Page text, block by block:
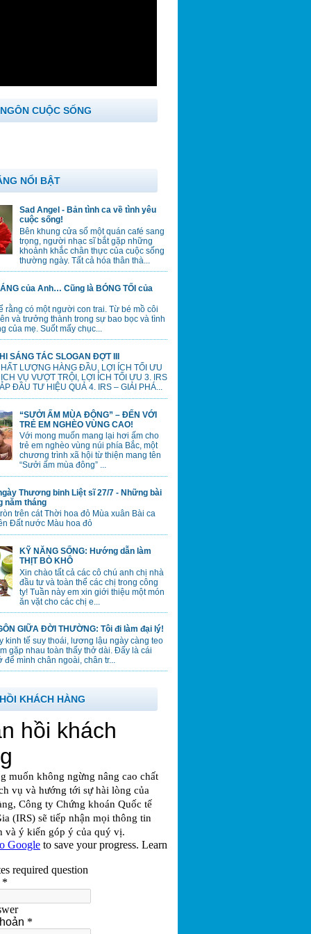
CUỘC SỐNG
NỔI BẬT
Sad Angel - Bản tình ca về tình yêu
cuộc sống!
Bên khung cửa sổ một quán café sang
trọng, người nhạc sĩ bắt gặp những
khoảnh khắc chân thực của cuộc sống
thường ngày. Tất cả hóa thân thà...
của Anh… Cũng là BÓNG TỐI của
rằng có một người con trai. Từ bé mồ côi
và trưởng thành trong sự bao bọc và tình
của mẹ. Suốt mấy chục...
SÁNG TÁC SLOGAN ĐỢT III
LƯỢNG HÀNG ĐẦU, LỢI ÍCH TỐI ƯU
VỤ VƯỢT TRỘI, LỢI ÍCH TỐI ƯU 3. IRS
ĐẦU TƯ HIỆU QUẢ 4. IRS – GIẢI PHÁ...
“SƯỞI ẤM MÙA ĐÔNG” – ĐẾN VỚI
TRẺ EM NGHÈO VÙNG CAO!
Với mong muốn mang lại hơi ấm cho
trẻ em nghèo vùng núi phía Bắc, một
chương trình xã hội từ thiện mang tên
“Sưởi ấm mùa đông” ...
Thương binh Liệt sĩ 27/7 - Những bài
năm tháng
trên cát Thời hoa đỏ Mùa xuân Bài ca
Đất nước Màu hoa đỏ
KỸ NĂNG SỐNG: Hướng dẫn làm
THỊT BÒ KHÔ
Xin chào tất cả các cô chú anh chị nhà
đầu tư và toàn thể các chị trong công
ty! Tuần này em xin giới thiệu một món
ăn vặt cho các chị e...
GIỮA ĐỜI THƯỜNG: Tôi đi làm đại lý!
kinh tế suy thoái, lương lậu ngày càng teo
gặp nhau toàn thấy thở dài. Đấy là cái
để mình chân ngoài, chân tr...
KHÁCH HÀNG